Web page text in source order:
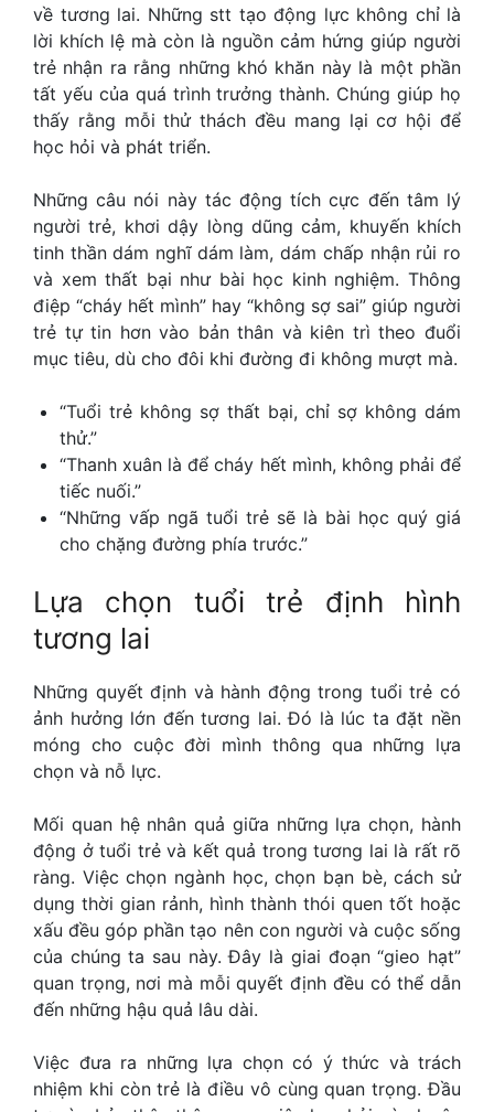
về tương lai. Những stt tạo động lực không chỉ là
lời khích lệ mà còn là nguồn cảm hứng giúp người
trẻ nhận ra rằng những khó khăn này là một phần
tất yếu của quá trình trưởng thành. Chúng giúp họ
thấy rằng mỗi thử thách đều mang lại cơ hội để
học hỏi và phát triển.
Những câu nói này tác động tích cực đến tâm lý
người trẻ, khơi dậy lòng dũng cảm, khuyến khích
tinh thần dám nghĩ dám làm, dám chấp nhận rủi ro
và xem thất bại như bài học kinh nghiệm. Thông
điệp “cháy hết mình” hay “không sợ sai” giúp người
trẻ tự tin hơn vào bản thân và kiên trì theo đuổi
mục tiêu, dù cho đôi khi đường đi không mượt mà.
“Tuổi trẻ không sợ thất bại, chỉ sợ không dám
thử.”
“Thanh xuân là để cháy hết mình, không phải để
tiếc nuối.”
“Những vấp ngã tuổi trẻ sẽ là bài học quý giá
cho chặng đường phía trước.”
Lựa chọn tuổi trẻ định hình
tương lai
Những quyết định và hành động trong tuổi trẻ có
ảnh hưởng lớn đến tương lai. Đó là lúc ta đặt nền
móng cho cuộc đời mình thông qua những lựa
chọn và nỗ lực.
Mối quan hệ nhân quả giữa những lựa chọn, hành
động ở tuổi trẻ và kết quả trong tương lai là rất rõ
ràng. Việc chọn ngành học, chọn bạn bè, cách sử
dụng thời gian rảnh, hình thành thói quen tốt hoặc
xấu đều góp phần tạo nên con người và cuộc sống
của chúng ta sau này. Đây là giai đoạn “gieo hạt”
quan trọng, nơi mà mỗi quyết định đều có thể dẫn
đến những hậu quả lâu dài.
Việc đưa ra những lựa chọn có ý thức và trách
nhiệm khi còn trẻ là điều vô cùng quan trọng. Đầu